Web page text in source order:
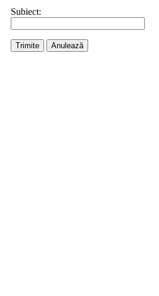
Subiect:
Trimite Anulează